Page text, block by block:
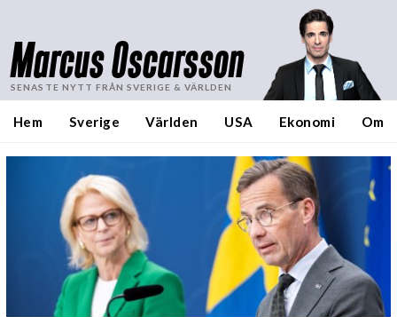
Marcus Oscarsson
SENASTE NYTT FRÅN SVERIGE & VÄRLDEN
Hem Sverige Världen USA Ekonomi Om